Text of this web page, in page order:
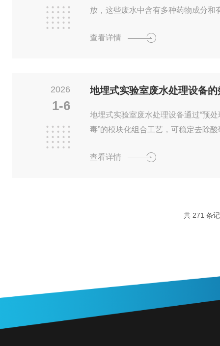
放，这些废水中含有多种药物成分和
本文将从废水处理的基本原理、运行
目的。物理处理方法通常包括沉淀
质，...
查看详情
2026
1-6
地埋式实验室废水处理设备
地埋式实验室废水处理设备通过“
毒”的模块化组合工艺，可稳定去除
等优势。以下从效果维度展开全面解
查看详情
共 271 条